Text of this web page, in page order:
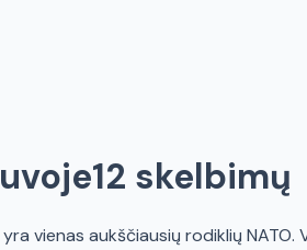
12 skelbimų
vienas aukščiausių rodiklių